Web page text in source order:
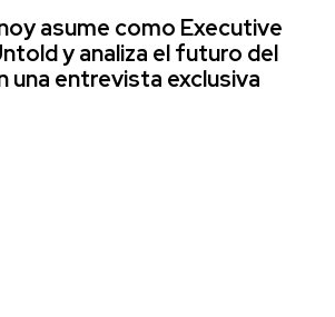
asume como Executive
y analiza el futuro del
una entrevista exclusiva